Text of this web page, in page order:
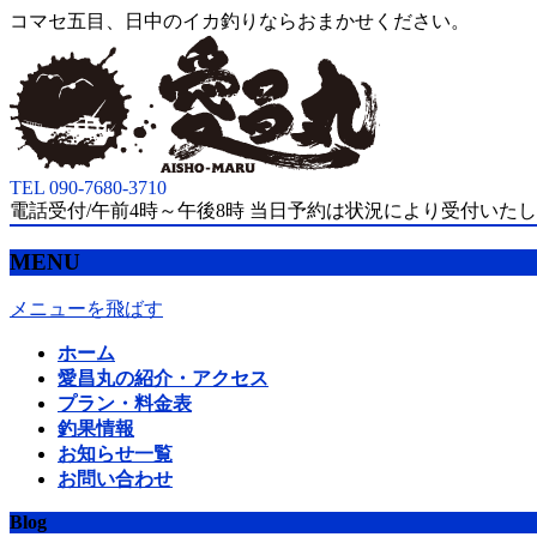
コマセ五目、日中のイカ釣りならおまかせください。
TEL 090-7680-3710
電話受付/午前4時～午後8時 当日予約は状況により受付いた
MENU
メニューを飛ばす
ホーム
愛昌丸の紹介・アクセス
プラン・料金表
釣果情報
お知らせ一覧
お問い合わせ
Blog